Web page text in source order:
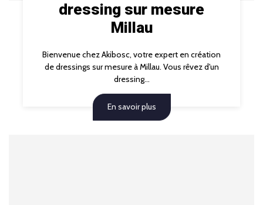
dressing sur mesure
Millau
Bienvenue chez Akibosc, votre expert en création
de dressings sur mesure à Millau. Vous rêvez d'un
dressing...
En savoir plus